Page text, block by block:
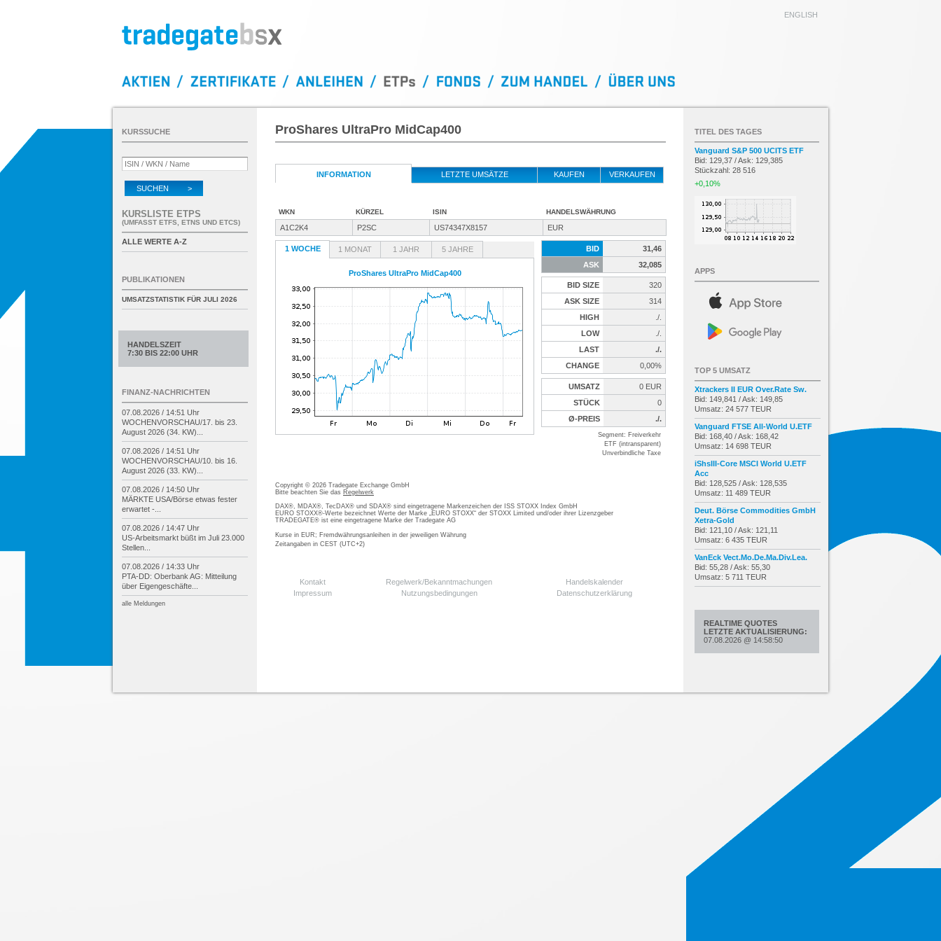
ENGLISH
ProShares UltraPro MidCap400
INFORMATION LETZTE UMSÄTZE KAUFEN VERKAUFEN
WKN KÜRZEL ISIN HANDELSWÄHRUNG
A1C2K4 P2SC US74347X8157 EUR
1 WOCHE 1 MONAT 1 JAHR 5 JAHRE
ProShares UltraPro MidCap400
BID
31,46
ASK
32,085
BID SIZE
320
ASK SIZE
314
HIGH
./.
LOW
./.
LAST
./.
CHANGE
0,00%
UMSATZ
0 EUR
STÜCK
0
Ø-PREIS
./.
Segment: Freiverkehr
ETF (intransparent)
Unverbindliche Taxe
Copyright © 2026 Tradegate Exchange GmbH
Bitte beachten Sie das Regelwerk
DAX®, MDAX®, TecDAX® und SDAX® sind eingetragene Markenzeichen der ISS STOXX Index GmbH
EURO STOXX®-Werte bezeichnet Werte der Marke „EURO STOXX“ der STOXX Limited und/oder ihrer Lizenzgeber
TRADEGATE® ist eine eingetragene Marke der Tradegate AG
Kurse in EUR; Fremdwährungsanleihen in der jeweiligen Währung
Zeitangaben in CEST (UTC+2)
Kontakt Regelwerk/Bekanntmachungen
Handelskalender
Impressum
Nutzungsbedingungen Datenschutzerklärung
KURSSUCHE
SUCHEN >
KURSLISTE ETPS
(UMFASST ETFS, ETNS UND ETCS)
ALLE WERTE A-Z
PUBLIKATIONEN
UMSATZSTATISTIK FÜR JULI 2026
HANDELSZEIT
7:30 BIS 22:00 UHR
FINANZ-NACHRICHTEN
07.08.2026 / 14:51 Uhr
WOCHENVORSCHAU/17. bis 23.
August 2026 (34. KW)...
07.08.2026 / 14:51 Uhr
WOCHENVORSCHAU/10. bis 16.
August 2026 (33. KW)...
07.08.2026 / 14:50 Uhr
MÄRKTE USA/Börse etwas fester
erwartet -
07.08.2026 / 14:47 Uhr
US-Arbeitsmarkt büßt im Juli 23.000
Stellen...
07.08.2026 / 14:33 Uhr
PTA-DD: Oberbank AG: Mitteilung
über Eigengeschäfte...
alle Meldungen
TITEL DES TAGES
Vanguard S&P 500 UCITS ETF
Bid: 129,37 / Ask: 129,385
Stückzahl: 28 516
+0,10%
APPS
TOP 5 UMSATZ
Xtrackers II EUR Over.Rate Sw.
Bid: 149,841 / Ask: 149,85
Umsatz: 24 577 TEUR
Vanguard FTSE All-World U.ETF
Bid: 168,40 / Ask: 168,42
Umsatz: 14 698 TEUR
iShsIII-Core MSCI World U.ETF
Acc
Bid: 128,525 / Ask: 128,535
Umsatz: 11 489 TEUR
Deut. Börse Commodities GmbH
Xetra-Gold
Bid: 121,10 / Ask: 121,11
Umsatz: 6 435 TEUR
VanEck Vect.Mo.De.Ma.Div.Lea.
Bid: 55,28 / Ask: 55,30
Umsatz: 5 711 TEUR
REALTIME QUOTES
LETZTE AKTUALISIERUNG:
07.08.2026 @ 14:58:50